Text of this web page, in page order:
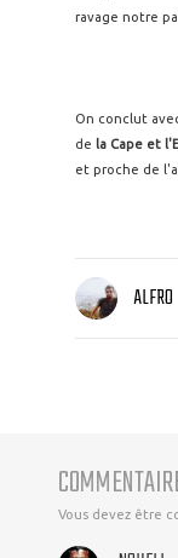
ravage notre
On conclut
de la Cape et
et proche de
ALFRO
Vous devez être